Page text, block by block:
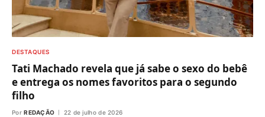
DESTAQUES
Tati Machado revela que já sabe o sexo do bebê
e entrega os nomes favoritos para o segundo
filho
Por REDAÇÃO 22 de julho de 2026